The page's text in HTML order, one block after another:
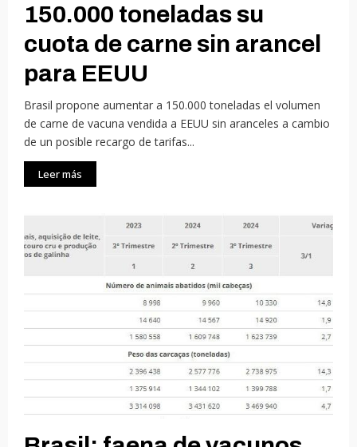
150.000 toneladas su
cuota de carne sin arancel
para EEUU
Brasil propone aumentar a 150.000 toneladas el volumen
de carne de vacuna vendida a EEUU sin aranceles a cambio
de un posible recargo de tarifas...
Leer más